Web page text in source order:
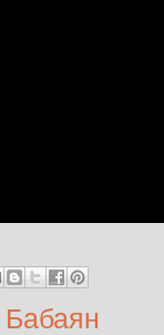
Бабаян